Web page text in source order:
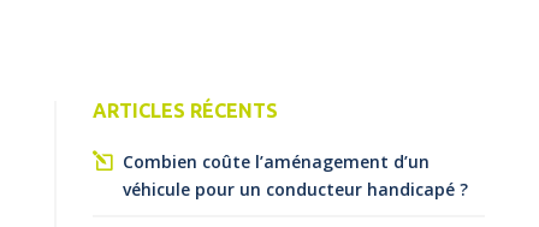
ARTICLES RÉCENTS
Combien coûte l’aménagement d’un
véhicule pour un conducteur handicapé ?